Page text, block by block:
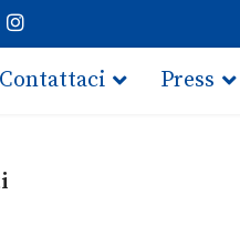
Contattaci Press